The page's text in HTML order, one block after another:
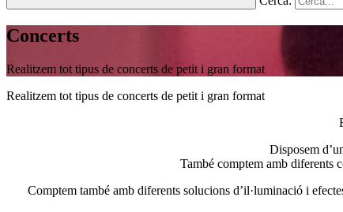
Concerts
Realitzem tot tipus de concerts de petit i gran format
Realitzem tot tipus de concerts de petit i gran format
Disposem
També comptem amb diferents
Comptem també amb diferents solucions d’il·luminació i